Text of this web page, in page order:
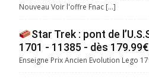
Nouveau Voir l'offre Fnac […]
Star Trek : pont de
1701 - 11385 - dès 179.99€
Enseigne Prix Ancien Evolution Lego